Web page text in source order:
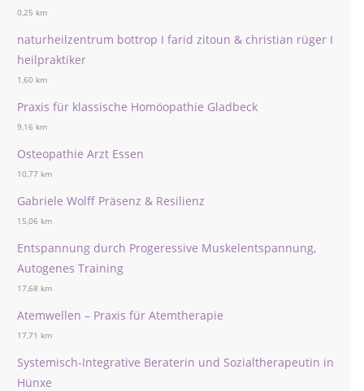
0,25 km
naturheilzentrum bottrop I farid zitoun & christian rüger I
heilpraktiker
1,60 km
Praxis für klassische Homöopathie Gladbeck
9,16 km
Osteopathie Arzt Essen
10,77 km
Gabriele Wolff Präsenz & Resilienz
15,06 km
Entspannung durch Progeressive Muskelentspannung,
Autogenes Training
17,68 km
Atemwellen – Praxis für Atemtherapie
17,71 km
Systemisch-Integrative Beraterin und Sozialtherapeutin in
Hünxe